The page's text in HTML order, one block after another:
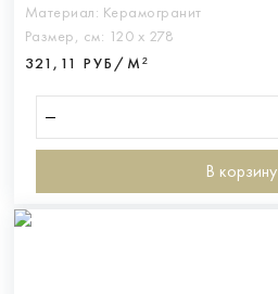
Материал: Керамогранит
Размер, см: 120 х 278
321,11 РУБ/М²
В корзину